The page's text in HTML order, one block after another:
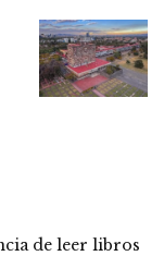
de leer libros